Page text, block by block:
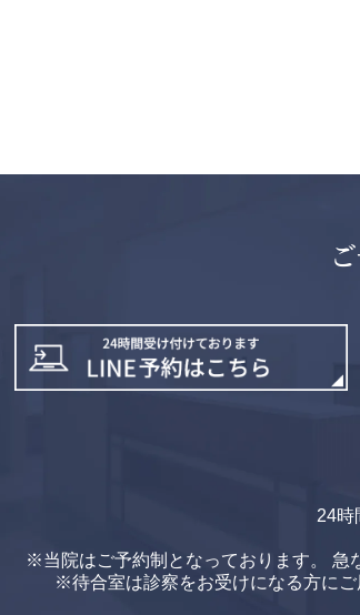
24時
※当院はご予約制となっております。 急
※待合室は診察をお受けになる方にご